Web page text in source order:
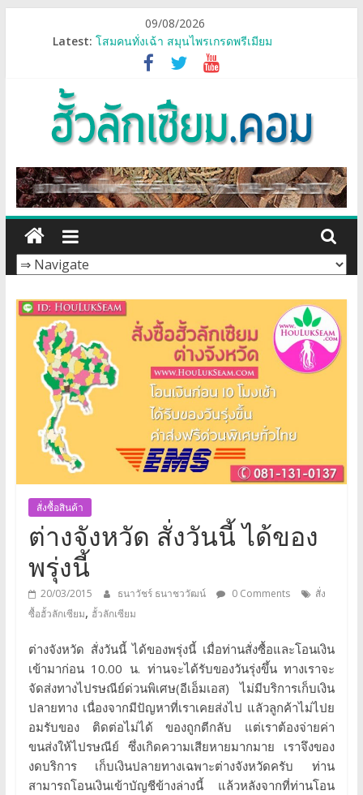
09/08/2026
Latest: โสมคนทั่งเฉ้า สมุนไพรเกรดพรีเมียม
เกี่ยวกับเรา
ป้าหนู เส้นเลือดสมองอุดตัน อัมพฤกษ์
ยาน้ำสมุนไพร โสมคนทั่งเฉ้า สูตรใหม่ล่าสุด
ฮั้ว
ลัก
เซี
ยม
โปร
ถูก
สุด
โทร.081-
131-
0137
Line
ID:
HouLukSeam
ฮั้ว
ลัก
สั่งซื้อสินค้า
ต่างจังหวัด สั่งวันนี้ ได้ของ
พรุ่งนี้
20/03/2015 ธนาวัชร์ ธนาชววัฒน์ 0 Comments
สั่ง
ซื้อฮั้วลักเซียม, ฮั้วลักเซียม
ต่างจังหวัด สั่งวันนี้ ได้ของพรุ่งนี้ เมื่อท่านสั่งซื้อและโอนเงิน
เข้ามาก่อน 10.00 น. ท่านจะได้รับของวันรุ่งขึ้น ทางเราจะ
จัดส่งทางไปรษณีย์ด่วนพิเศษ(อีเอ็มเอส) ไม่มีบริการเก็บเงิน
ปลายทาง เนื่องจากมีปัญหาที่เราเคยส่งไป แลัวลูกค้าไม่ไปย
อมรับของ ติดต่อไม่ได้ ของถูกตีกลับ แต่เราต้องจ่ายค่า
ขนส่งให้ไปรษณีย์ ซึ่งเกิดความเสียหายมากมาย เราจึงของ
งดบริการ เก็บเงินปลายทางเฉพาะต่างจังหวัดครับ ท่าน
สามารถโอนเงินเข้าบัญชีข้างล่างนี้ แล้วหลังจากที่ท่านโอน